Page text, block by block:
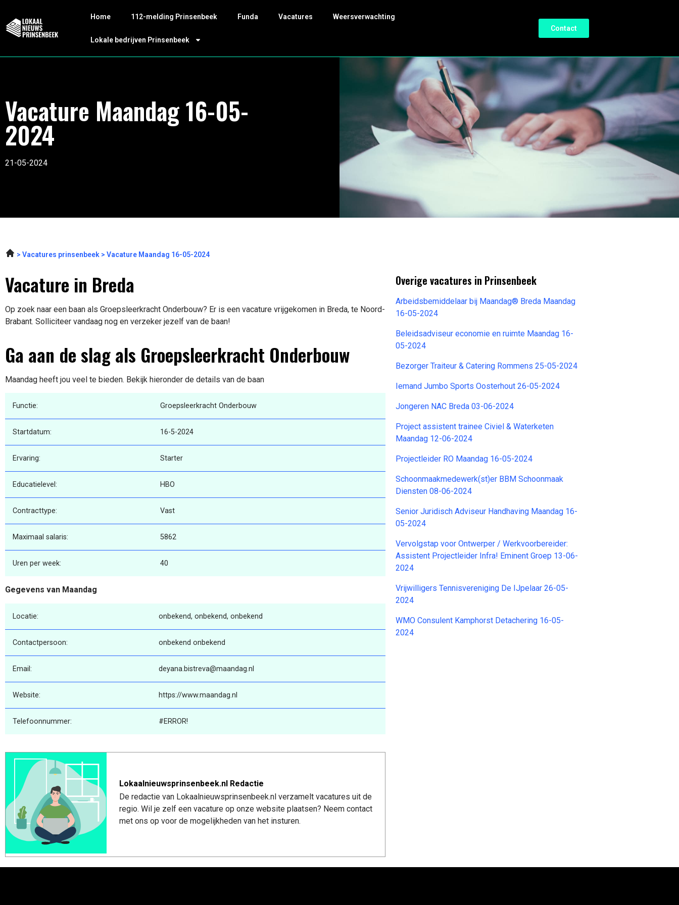
Home 112-melding Prinsenbeek Funda Vacatures Weersverwachting
Lokale bedrijven Prinsenbeek
Contact
Vacature Maandag 16-05-
2024
21-05-2024
Vacatures prinsenbeek Vacature Maandag 16-05-2024
Vacature in Breda
Op zoek naar een baan als Groepsleerkracht Onderbouw? Er is een vacature vrijgekomen in Breda, te Noord-
Brabant. Solliciteer vandaag nog en verzeker jezelf van de baan!
Ga aan de slag als Groepsleerkracht Onderbouw
Maandag heeft jou veel te bieden. Bekijk hieronder de details van de baan
Functie: Groepsleerkracht Onderbouw
Startdatum: 16-5-2024
Ervaring: Starter
Educatielevel: HBO
Contracttype: Vast
Maximaal salaris: 5862
Uren per week: 40
Gegevens van Maandag
Locatie: onbekend, onbekend, onbekend
Contactpersoon: onbekend onbekend
Email: deyana.bistreva@maandag.nl
Website: https://www.maandag.nl
Telefoonnummer: #ERROR!
Lokaalnieuwsprinsenbeek.nl Redactie
De redactie van Lokaalnieuwsprinsenbeek.nl verzamelt vacatures uit de
regio. Wil je zelf een vacature op onze website plaatsen? Neem contact
met ons op voor de mogelijkheden van het insturen.
Overige vacatures in Prinsenbeek
Arbeidsbemiddelaar bij Maandag® Breda Maandag
16-05-2024
Beleidsadviseur economie en ruimte Maandag 16-
05-2024
Bezorger Traiteur & Catering Rommens 25-05-2024
Iemand Jumbo Sports Oosterhout 26-05-2024
Jongeren NAC Breda 03-06-2024
Project assistent trainee Civiel & Waterketen
Maandag 12-06-2024
Projectleider RO Maandag 16-05-2024
Schoonmaakmedewerk(st)er BBM Schoonmaak
Diensten 08-06-2024
Senior Juridisch Adviseur Handhaving Maandag 16-
05-2024
Vervolgstap voor Ontwerper / Werkvoorbereider:
Assistent Projectleider Infra! Eminent Groep 13-06-
2024
Vrijwilligers Tennisvereniging De IJpelaar 26-05-
2024
WMO Consulent Kamphorst Detachering 16-05-
2024